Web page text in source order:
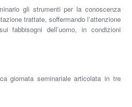
gli strumenti per la conoscenza
trattate, soffermando l’attenzione
fabbisogni dell’uomo, in condizioni
giornata seminariale articolata in tre